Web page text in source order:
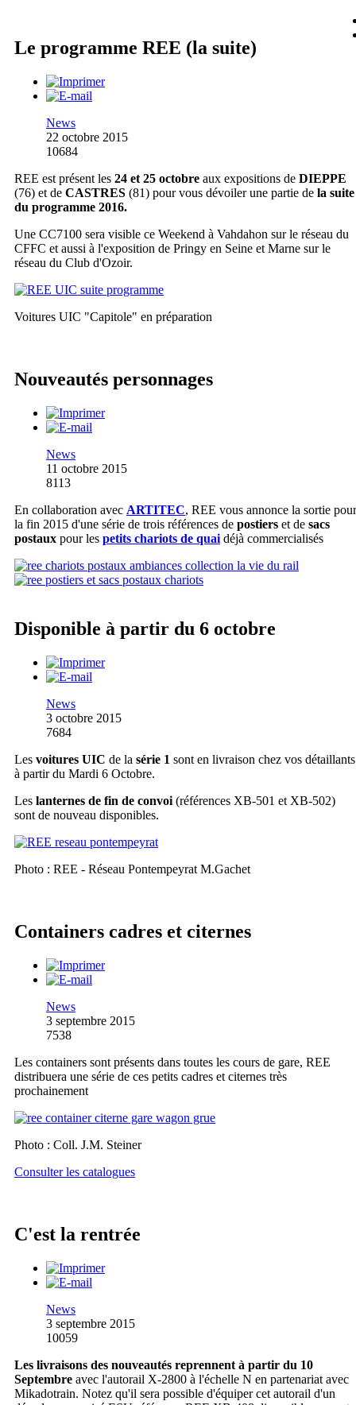
Le programme REE (la suite)
News
22 octobre 2015
10684
REE est présent les 24 et 25 octobre aux expositions de DIEPPE
(76) et de CASTRES (81) pour vous dévoiler une partie de la suite
du programme 2016.
Une CC7100 sera visible ce Weekend à Vahdahon sur le réseau du
CFFC et aussi à l'exposition de Pringy en Seine et Marne sur le
réseau du Club d'Ozoir.
Voitures UIC "Capitole" en préparation
Nouveautés personnages
News
11 octobre 2015
8113
En collaboration avec ARTITEC, REE vous annonce la sortie pour
la fin 2015 d'une série de trois références de postiers et de sacs
postaux pour les petits chariots de quai déjà commercialisés
Disponible à partir du 6 octobre
News
3 octobre 2015
7684
Les voitures UIC de la série 1 sont en livraison chez vos détaillants
à partir du Mardi 6 Octobre.
Les lanternes de fin de convoi (références XB-501 et XB-502)
sont de nouveau disponibles.
Photo : REE - Réseau Pontempeyrat M.Gachet
Containers cadres et citernes
News
3 septembre 2015
7538
Les containers sont présents dans toutes les cours de gare, REE
distribuera une série de ces petits cadres et citernes très
prochainement
Photo : Coll. J.M. Steiner
Consulter les catalogues
C'est la rentrée
News
3 septembre 2015
10059
Les livraisons des nouveautés reprennent à partir du 10
Septembre avec l'autorail X-2800 à l'échelle N en partenariat avec
Mikadotrain. Notez qu'il sera possible d'équiper cet autorail d'un